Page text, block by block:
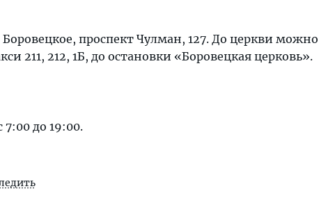
проспект Чулман, 127. До церкви можно
211, 212, 1Б, до остановки «Боровецкая церковь».
до 19:00.